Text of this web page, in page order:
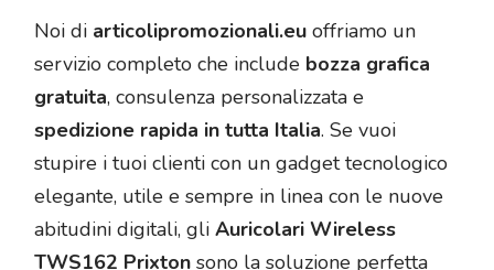
Noi di articolipromozionali.eu offriamo un
servizio completo che include bozza grafica
gratuita, consulenza personalizzata e
spedizione rapida in tutta Italia. Se vuoi
stupire i tuoi clienti con un gadget tecnologico
elegante, utile e sempre in linea con le nuove
abitudini digitali, gli Auricolari Wireless
TWS162 Prixton sono la soluzione perfetta